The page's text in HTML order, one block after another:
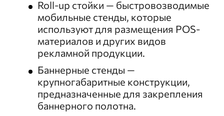
Roll-up стойки — быстровозводимые
мобильные стенды, которые
используют для размещения POS-
материалов и других видов
рекламной продукции.
Баннерные стенды —
крупногабаритные конструкции,
предназначенные для закрепления
баннерного полотна.